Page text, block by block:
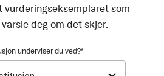
vurderingseksemplaret som
deg om det skjer.
underviser du ved?*